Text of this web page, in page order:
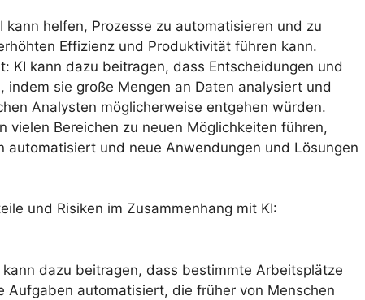
kann helfen, Prozesse zu automatisieren und zu
Effizienz und Produktivität führen kann.
KI kann dazu beitragen, dass Entscheidungen und
indem sie große Mengen an Daten analysiert und
Analysten möglicherweise entgehen würden.
vielen Bereichen zu neuen Möglichkeiten führen,
automatisiert und neue Anwendungen und Lösungen
und Risiken im Zusammenhang mit KI:
dazu beitragen, dass bestimmte Arbeitsplätze
Aufgaben automatisiert, die früher von Menschen